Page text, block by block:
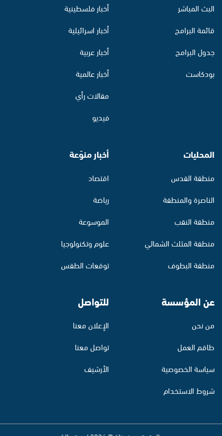
البث المباشر
قائمة البرامج
جدول البرامج
بودكاست
أخبار فلسطينية
أخبار اسرائيلية
أخبار عربية
أخبار عالمية
مقالات رأي
فيديو
المحليات
منطقة القدس
الناصرة والمنطقة
منطقة النقب
منطقة المثلث الشمالي
منطقة البطوف
أخبار منوّعة
اقتصاد
رياضة
الموسوعة
علوم وتكنولوجيا
توقعات الطقس
عن المؤسسة
من نحن
طاقم العمل
سياسة الخصوصية
شروط الاستخدام
للتواصل
الإعلان معنا
تواصل معنا
الأرشيف